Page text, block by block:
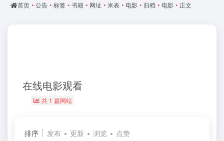
首页 • 公告 • 标签 • 书籍 • 网址 • 米表 • 电影 • 归档 • 电影 • 正文
在线电影观看
共 1 篇网站
排序 发布 更新 浏览 点赞